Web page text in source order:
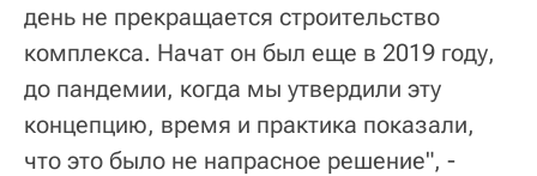
день не прекращается строительство
комплекса. Начат он был еще в 2019 году,
до пандемии, когда мы утвердили эту
концепцию, время и практика показали,
что это было не напрасное решение", -